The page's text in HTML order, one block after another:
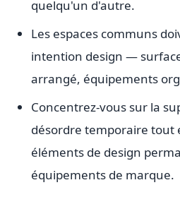
quelqu'un d'autre.
Les espaces communs
intention design —
arrangé, équipements
Concentrez-vous sur la
désordre temporaire tout
éléments de design
équipements de marque.